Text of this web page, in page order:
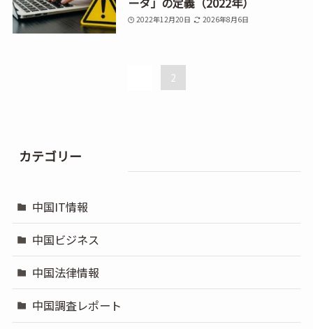
2022年12月20日 2026年8月6日
2
カテゴリー
中国IT情報
中国ビジネス
中国法律情報
中国調査レポート